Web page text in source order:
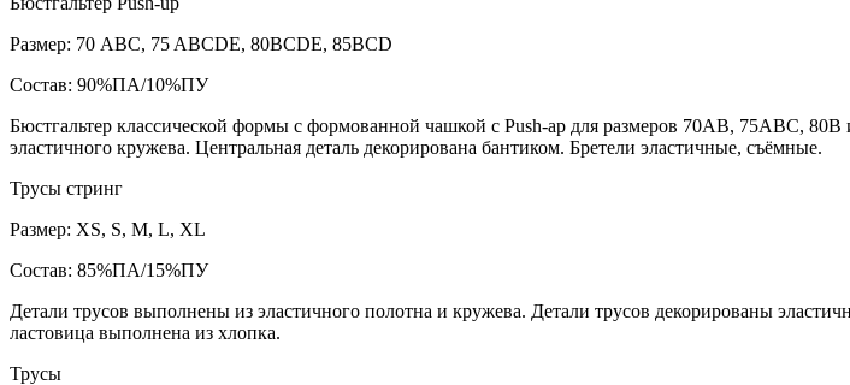
Размер: 70 ABC, 75 ABCDE, 80BCDE, 85BCD
Состав: 90%ПА/10%ПУ
Бюстгальтер классической формы с формованной чашкой с Push-ap для размеров 70AB, 75ABC,
эластичного кружева. Центральная деталь декорирована бантиком. Бретели эластичные, съёмные.
Трусы стринг
Размер: XS, S, M, L, XL
Состав: 85%ПА/15%ПУ
Детали трусов выполнены из эластичного полотна и кружева. Детали трусов декорированы
ластовица выполнена из хлопка.
Трусы